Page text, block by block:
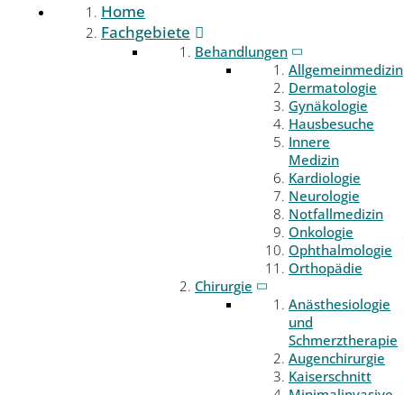
Home
Fachgebiete
Behandlungen
Allgemeinmedizin
Dermatologie
Gynäkologie
Hausbesuche
Innere
Medizin
Kardiologie
Neurologie
Notfallmedizin
Onkologie
Ophthalmologie
Orthopädie
Chirurgie
Anästhesiologie
und
Schmerztherapie
Augenchirurgie
Kaiserschnitt